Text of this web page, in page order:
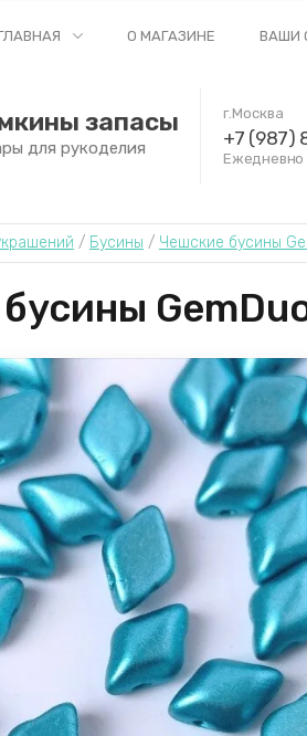
О МАГАЗИНЕ ВАШИ
запасы
для рукоделия
г.Москва
+7 (987)
Ежедневно
/ Бусины / Чешские бусины